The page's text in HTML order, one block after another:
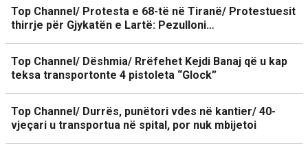
Top Channel/ Protesta e 68-të në Tiranë/ Protestuesit
thirrje për Gjykatën e Lartë: Pezulloni…
Top Channel/ Dëshmia/ Rrëfehet Kejdi Banaj që u kap
teksa transportonte 4 pistoleta “Glock”
Top Channel/ Durrës, punëtori vdes në kantier/ 40-
vjeçari u transportua në spital, por nuk mbijetoi